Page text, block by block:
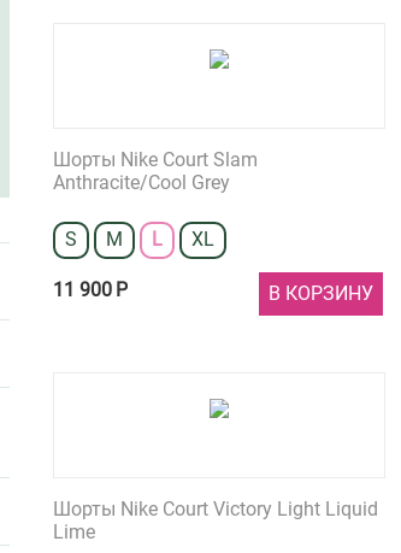
Шорты Nike Court Slam
Anthracite/Cool Grey
S M L XL
11 900 Р В КОРЗИНУ
Шорты Nike Court Victory Light Liquid
Lime